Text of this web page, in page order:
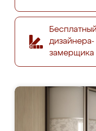
дизайнера-
замерщика